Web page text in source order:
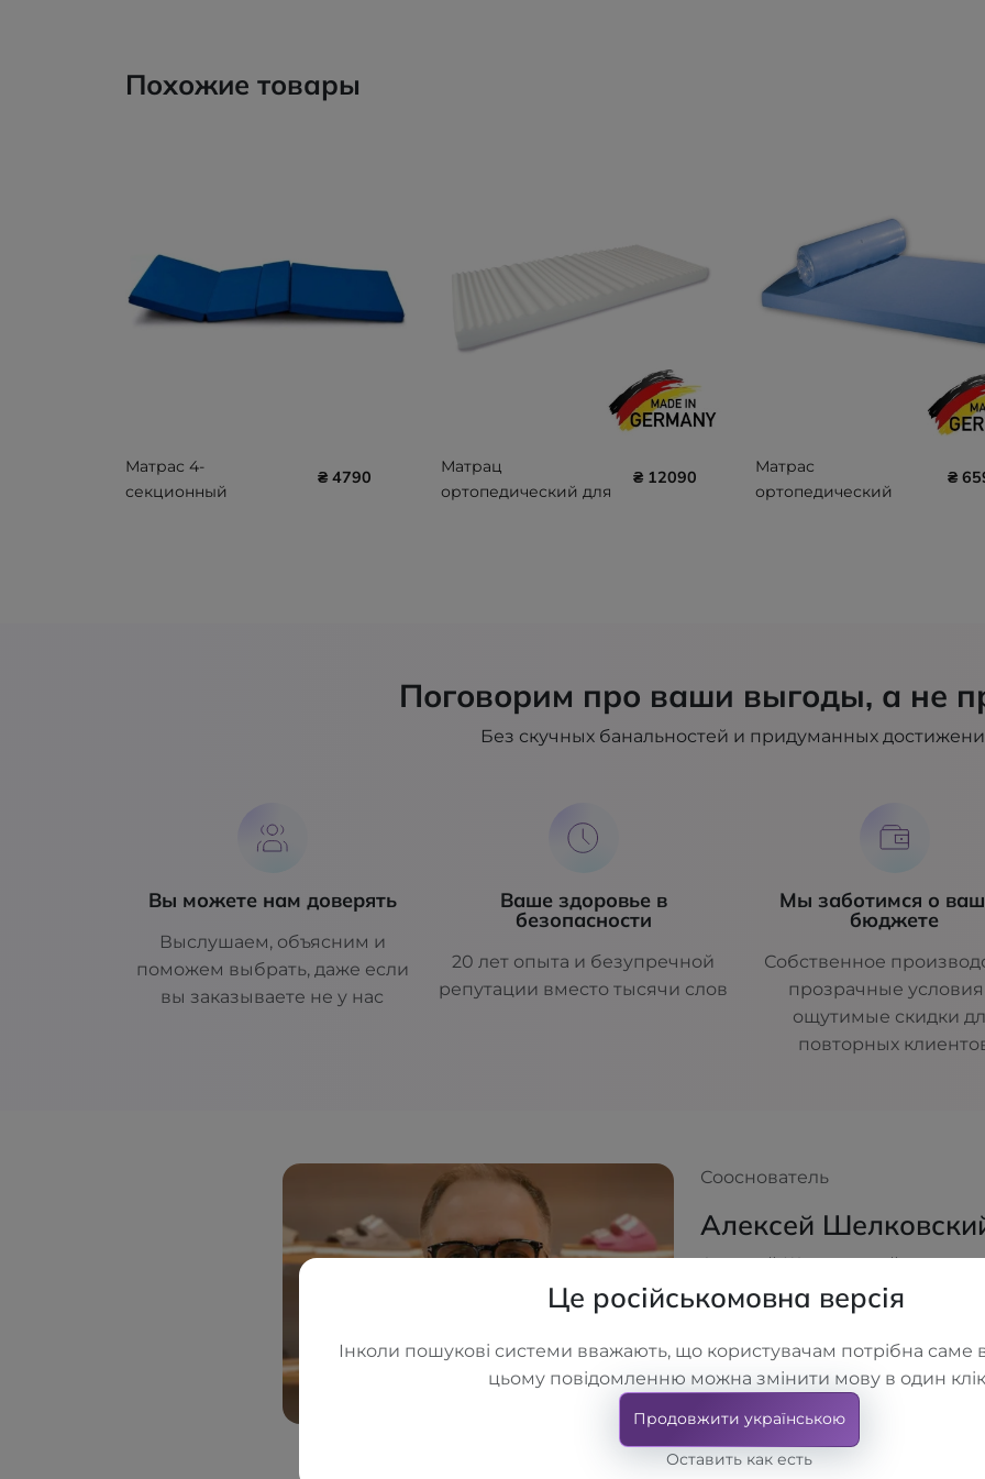
Похожие товары
Матрас 4-
секционный
₴ 4790
Матрац
ортопедический для
₴ 12090
Матрас
ортопедический
₴
Поговорим про ваши выгоды, а не
Без скучных банальностей и придуманных
Вы можете нам доверять
Выслушаем, объясним и
поможем выбрать, даже если
вы заказываете не у нас
Ваше здоровье в
безопасности
20 лет опыта и безупречной
репутации вместо тысячи слов
Мы заботимся о
бюджете
Собственное
прозрачные
ощутимые скидки
повторных
качественные ортопедические изделия.
Так возникла компания LLC "TORHOVYI
Сооснователь
Алексей
Алексей Шелковский —
вдохновитель сети
Имея медицинское и
он создавал ORTOS не как
людям действительно
крупное производственное
"TORHOVYI DIM "ALKOM", он
открыть собственную сеть
Це російськомовна версія
Інколи пошукові системи вважають, що користувачам потрібна саме
цьому повідомленню можна змінити мову в один
Продовжити українською
Оставить как есть